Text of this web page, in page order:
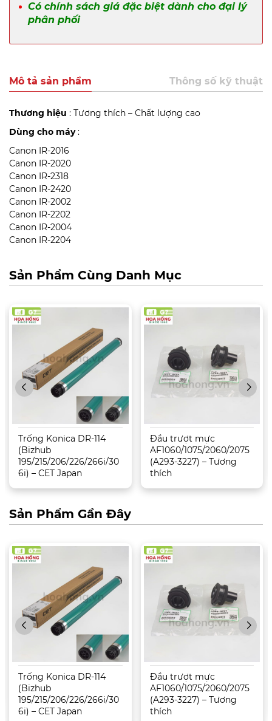
Có chính sách giá đặc biệt dành cho đại lý
phân phối
Mô tả sản phẩm Thông số kỹ thuật
Thương hiệu : Tương thích – Chất lượng cao
Dùng cho máy:
Canon IR-2016
Canon IR-2020
Canon IR-2318
Canon IR-2420
Canon IR-2002
Canon IR-2202
Canon IR-2004
Canon IR-2204
Sản Phẩm Cùng Danh Mục
Trống Konica DR-114
(Bizhub
195/215/206/226/266i/30
6i) – CET Japan
Đầu trượt mực
AF1060/1075/2060/2075
(A293-3227) – Tương
thích
Sản Phẩm Gần Đây
Trống Konica DR-114
(Bizhub
195/215/206/226/266i/30
6i) – CET Japan
Đầu trượt mực
AF1060/1075/2060/2075
(A293-3227) – Tương
thích